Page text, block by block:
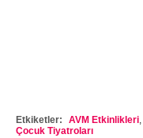
Etkiketler: AVM Etkinlikleri,
Çocuk Tiyatroları